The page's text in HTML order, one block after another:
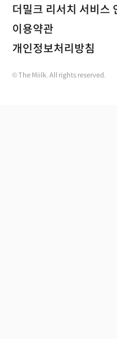
더밀크 리서치 서비스
이용약관
개인정보처리방침
© The Miilk. All rights reserved.